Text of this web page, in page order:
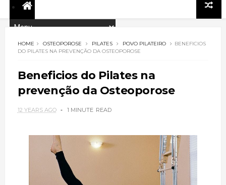
HOME OSTEOPOROSE PILATES POVO PILATEIRO
BENEFICIOS
DO PILATES NA PREVENÇÃO DA OSTEOPOROSE
Beneficios do Pilates na
prevenção da Osteoporose
12 YEARS AGO 1 MINUTE READ